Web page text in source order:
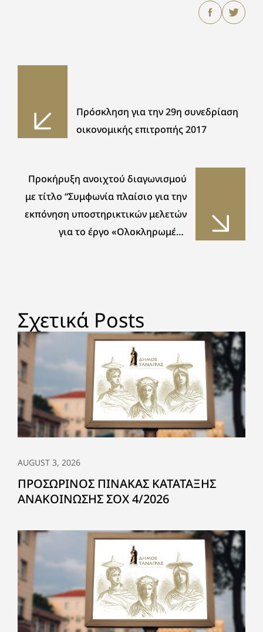
Πρόσκληση για την 29η συνεδρίαση
οικονομικής επιτροπής 2017
Προκήρυξη ανοιχτού διαγωνισμού
με τίτλο “Συμφωνία πλαίσιο για την
εκπόνηση υποστηρικτικών μελετών
για το έργο «Ολοκληρωμένη
Σχετικά Posts
AUGUST 3, 2026
ΠΡΟΣΩΡΙΝΟΣ ΠΙΝΑΚΑΣ ΚΑΤΑΤΑΞΗΣ
ΑΝΑΚΟΙΝΩΣΗΣ ΣΟΧ 4/2026